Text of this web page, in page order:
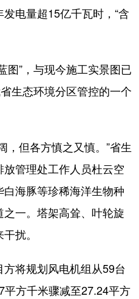
电量超15亿千瓦时，“含
”，与现今施工实景图已
生态环境分区管控的一个
但各方慎之又慎。”省生
管理处工作人员杜云空
海豚等珍稀海洋生物种
一。塔架高耸、叶轮旋
扰。
将规划风电机组从59台
方千米骤减至27.24平方